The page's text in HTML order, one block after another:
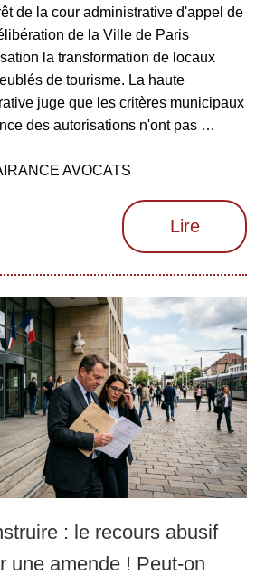
de la cour administrative d'appel de
de la Ville de Paris
la transformation de locaux
de tourisme. La haute
juge que les critères municipaux
des autorisations n'ont pas …
AVOCATS
Lire
: le recours abusif
une amende ! Peut-on